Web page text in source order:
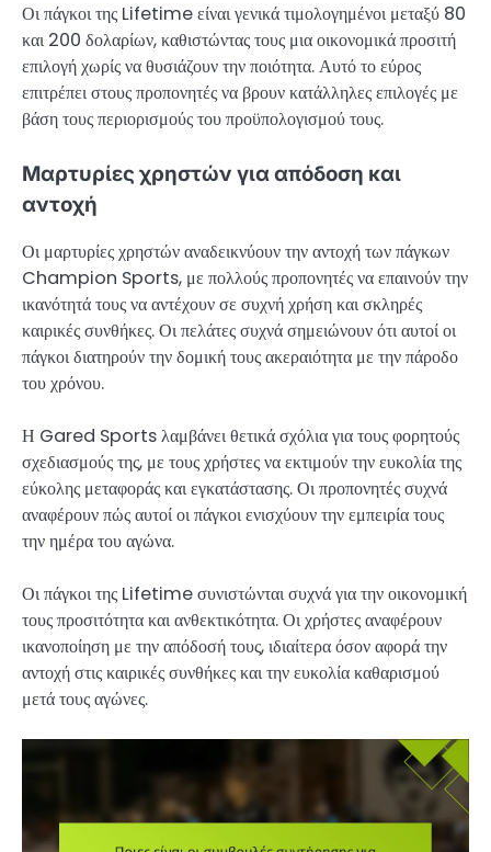
Οι πάγκοι της Lifetime είναι γενικά τιμολογημένοι μεταξύ 80
και 200 δολαρίων, καθιστώντας τους μια οικονομικά προσιτή
επιλογή χωρίς να θυσιάζουν την ποιότητα. Αυτό το εύρος
επιτρέπει στους προπονητές να βρουν κατάλληλες επιλογές με
βάση τους περιορισμούς του προϋπολογισμού τους.
Μαρτυρίες χρηστών για απόδοση και
αντοχή
Οι μαρτυρίες χρηστών αναδεικνύουν την αντοχή των πάγκων
Champion Sports, με πολλούς προπονητές να επαινούν την
ικανότητά τους να αντέχουν σε συχνή χρήση και σκληρές
καιρικές συνθήκες. Οι πελάτες συχνά σημειώνουν ότι αυτοί οι
πάγκοι διατηρούν την δομική τους ακεραιότητα με την πάροδο
του χρόνου.
Η Gared Sports λαμβάνει θετικά σχόλια για τους φορητούς
σχεδιασμούς της, με τους χρήστες να εκτιμούν την ευκολία της
εύκολης μεταφοράς και εγκατάστασης. Οι προπονητές συχνά
αναφέρουν πώς αυτοί οι πάγκοι ενισχύουν την εμπειρία τους
την ημέρα του αγώνα.
Οι πάγκοι της Lifetime συνιστώνται συχνά για την οικονομική
τους προσιτότητα και ανθεκτικότητα. Οι χρήστες αναφέρουν
ικανοποίηση με την απόδοσή τους, ιδιαίτερα όσον αφορά την
αντοχή στις καιρικές συνθήκες και την ευκολία καθαρισμού
μετά τους αγώνες.